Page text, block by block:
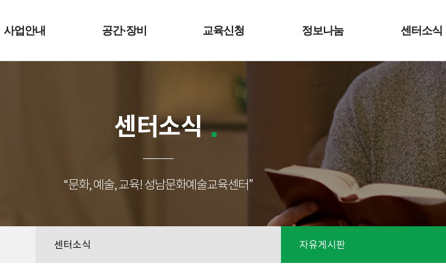
사업안내 공간·장비 교육신청 정보나눔 센터소식
센터소식
“문화, 예술, 교육! 성남문화예술교육센터”
센터소식 자유게시판